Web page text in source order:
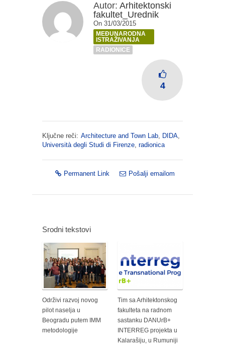
Autor: Arhitektonski
fakultet_Urednik
On 31/03/2015
MEĐUNARODNA
ISTRAŽIVANJA
RADIONICE
4
Ključne reči: Architecture and Town Lab, DIDA,
Università degli Studi di Firenze, radionica
Permanent Link Pošalji emailom
Srodni tekstovi
Održivi razvoj novog
pilot naselja u
Beogradu putem IMM
metodologije
Tim sa Arhitektonskog
fakulteta na radnom
sastanku DANUrB+
INTERREG projekta u
Kalarašiju, u Rumuniji